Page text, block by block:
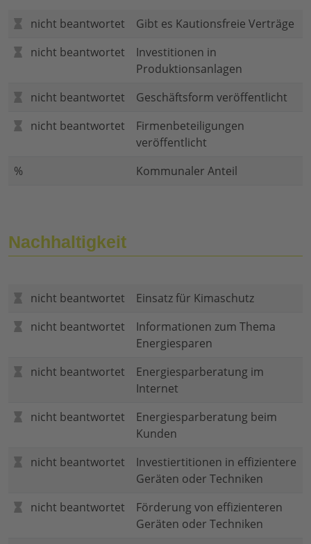
nicht beantwortet
Gibt es Kautionsfreie Verträge
nicht beantwortet
Investitionen in
Produktionsanlagen
nicht beantwortet
Geschäftsform veröffentlicht
nicht beantwortet
Firmenbeteiligungen
veröffentlicht
%
Kommunaler Anteil
Nachhaltigkeit
nicht beantwortet
Einsatz für Kimaschutz
nicht beantwortet
Informationen zum Thema
Energiesparen
nicht beantwortet
Energiesparberatung im
Internet
nicht beantwortet
Energiesparberatung beim
Kunden
nicht beantwortet
Investiertitionen in effizientere
Geräten oder Techniken
nicht beantwortet
Förderung von effizienteren
Geräten oder Techniken